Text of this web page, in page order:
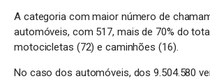
A categoria com maior número de
automóveis, com 517, mais de 70% do
motocicletas (72) e caminhões (16).
No caso dos automóveis, dos 9.504.580